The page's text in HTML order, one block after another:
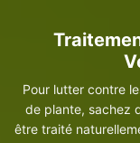
Pour lutter contre
de plante, sachez
être traité